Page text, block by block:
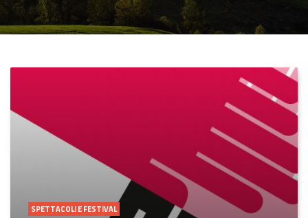
SPETTACOLI E FESTIVAL